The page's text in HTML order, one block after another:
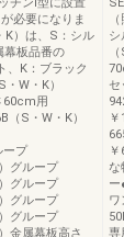
必要になりま
K）は、S：シル
幕板品番の
、K：ブラック
W・K）
用
S・W・K）
プ
グループ
グループ
グループ
グループ
金属幕板高さ
シ
セ
な
ー
ワ
専